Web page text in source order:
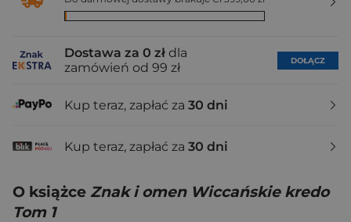
Dostawa za 0 zł dla
zamówień od 99 zł
DOŁĄCZ
Kup teraz, zapłać za 30 dni
Kup teraz, zapłać za 30 dni
O książce Znak i omen Wiccańskie kredo
Tom 1